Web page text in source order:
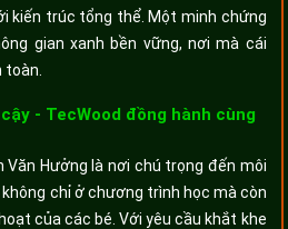
kiến trúc tổng thể. Một minh chứng
gian xanh bền vững, nơi mà cái
- TecWood đồng hành cùng
Văn Hưởng là nơi chú trọng đến môi
chỉ ở chương trình học mà còn
của các bé. Với yêu cầu khắt khe